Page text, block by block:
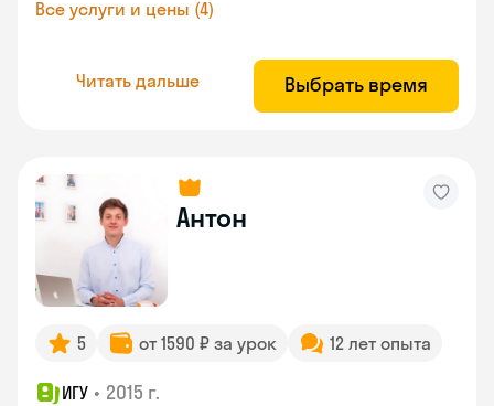
Все услуги и цены (4)
Читать дальше Выбрать время
Антон
5 от 1590 ₽ за урок 12 лет опыта
ИГУ • 2015 г.